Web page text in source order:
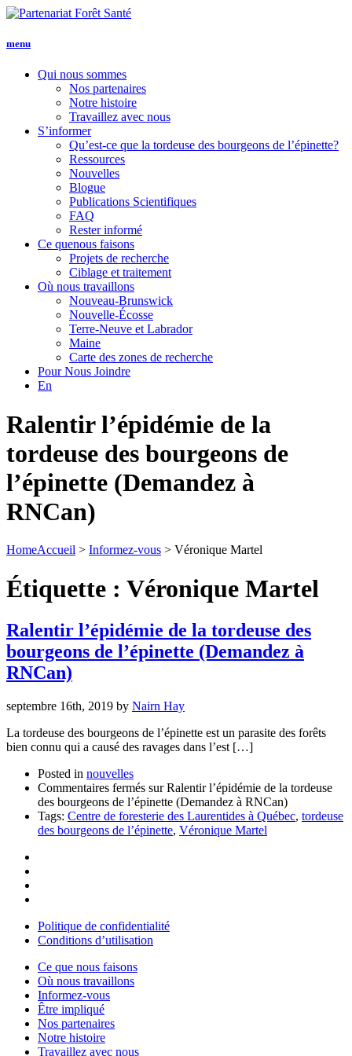
menu
Qui nous sommes
Nos partenaires
Notre histoire
Travaillez avec nous
S’informer
Qu’est-ce que la tordeuse des bourgeons de l’épinette?
Ressources
Nouvelles
Blogue
Publications Scientifiques
FAQ
Rester informé
Ce quenous faisons
Projets de recherche
Ciblage et traitement
Où nous travaillons
Nouveau-Brunswick
Nouvelle-Écosse
Terre-Neuve et Labrador
Maine
Carte des zones de recherche
Pour Nous Joindre
En
Ralentir l’épidémie de la
tordeuse des bourgeons de
l’épinette (Demandez à
RNCan)
HomeAccueil > Informez-vous > Véronique Martel
Étiquette : Véronique Martel
Ralentir l’épidémie de la tordeuse des
bourgeons de l’épinette (Demandez à
RNCan)
septembre 16th, 2019 by Nairn Hay
La tordeuse des bourgeons de l’épinette est un parasite des forêts
bien connu qui a causé des ravages dans l’est […]
Posted in nouvelles
Commentaires fermés sur Ralentir l’épidémie de la tordeuse
des bourgeons de l’épinette (Demandez à RNCan)
Tags: Centre de foresterie des Laurentides à Québec, tordeuse
des bourgeons de l’épinette, Véronique Martel
Politique de confidentialité
Conditions d’utilisation
Ce que nous faisons
Où nous travaillons
Informez-vous
Être impliqué
Nos partenaires
Notre histoire
Travaillez avec nous